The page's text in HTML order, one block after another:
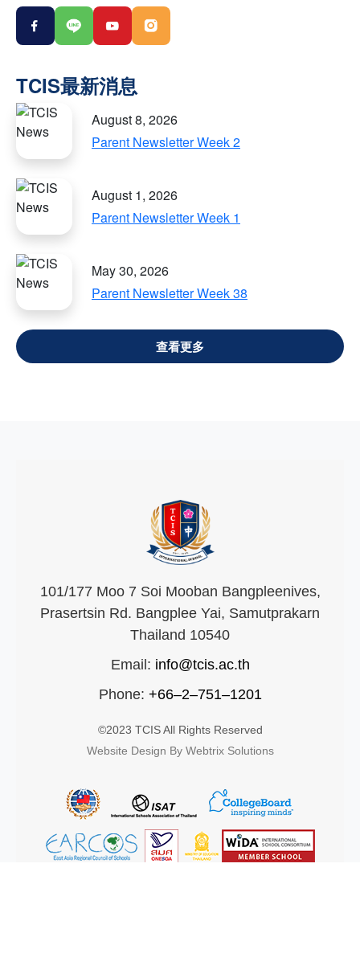
August 8, 2026
Parent Newsletter Week 2
August 1, 2026
Parent Newsletter Week 1
May 30, 2026
Parent Newsletter Week 38
VIEW ALL
101/177 Moo 7 Soi Mooban Bangpleenives,
Prasertsin Rd. Bangplee Yai, Samutprakarn
Thailand 10540
Email: info@tcis.ac.th
Phone: +66–2–751–1201
©2023 TCIS All Rights Reserved
Website Design By Webtrix Solutions